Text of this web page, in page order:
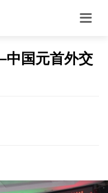
国元首外交